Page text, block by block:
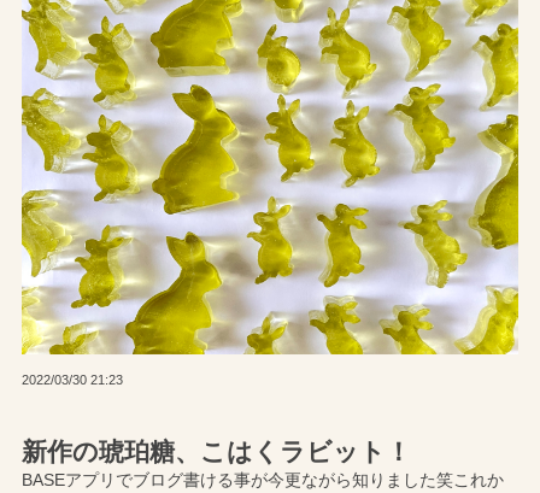
新作の琥珀糖、こはくラビット！
2022/03/30 21:23
BASEアプリでブログ書ける事が今更ながら知りました笑これか